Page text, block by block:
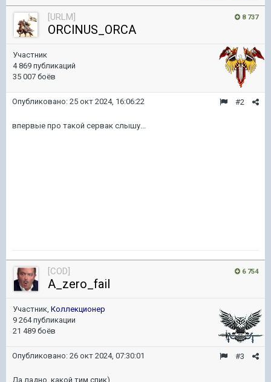
8 737
[URLM]
ORClNUS_ORCA
Участник
4 869 публикаций
35 007 боёв
#2
Опубликовано: 25 окт 2024, 16:06:22
впервые про такой сервак слышу...
6 754
[COD]
A_zero_fail
Участник, Коллекционер
9 264 публикации
21 489 боёв
#3
Опубликовано: 26 окт 2024, 07:30:01
Да ладно, какой тим спик)